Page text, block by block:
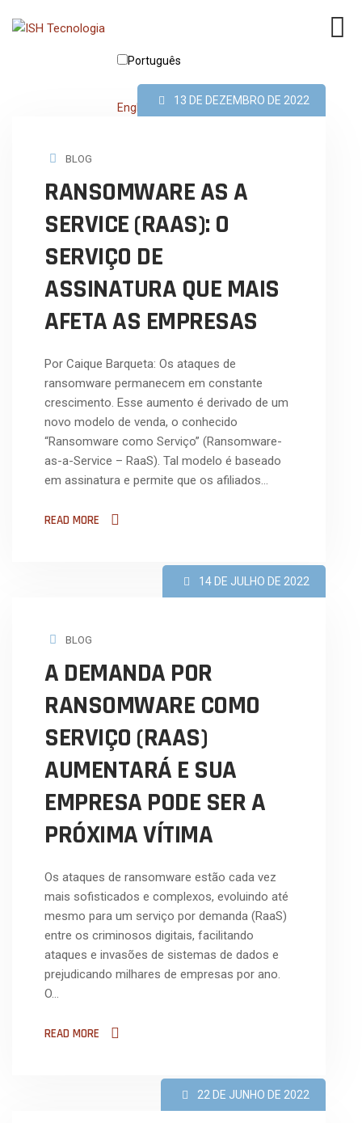
Português
English
13 DE DEZEMBRO DE 2022
BLOG
RANSOMWARE AS A
SERVICE (RAAS): O
SERVIÇO DE
ASSINATURA QUE MAIS
AFETA AS EMPRESAS
Por Caique Barqueta: Os ataques de
ransomware permanecem em constante
crescimento. Esse aumento é derivado de um
novo modelo de venda, o conhecido
“Ransomware como Serviço” (Ransomware-
as-a-Service – RaaS). Tal modelo é baseado
em assinatura e permite que os afiliados…
READ MORE
14 DE JULHO DE 2022
BLOG
A DEMANDA POR
RANSOMWARE COMO
SERVIÇO (RAAS)
AUMENTARÁ E SUA
EMPRESA PODE SER A
PRÓXIMA VÍTIMA
Os ataques de ransomware estão cada vez
mais sofisticados e complexos, evoluindo até
mesmo para um serviço por demanda (RaaS)
entre os criminosos digitais, facilitando
ataques e invasões de sistemas de dados e
prejudicando milhares de empresas por ano.
O…
READ MORE
22 DE JUNHO DE 2022